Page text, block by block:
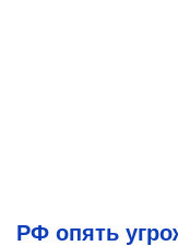
РФ опять